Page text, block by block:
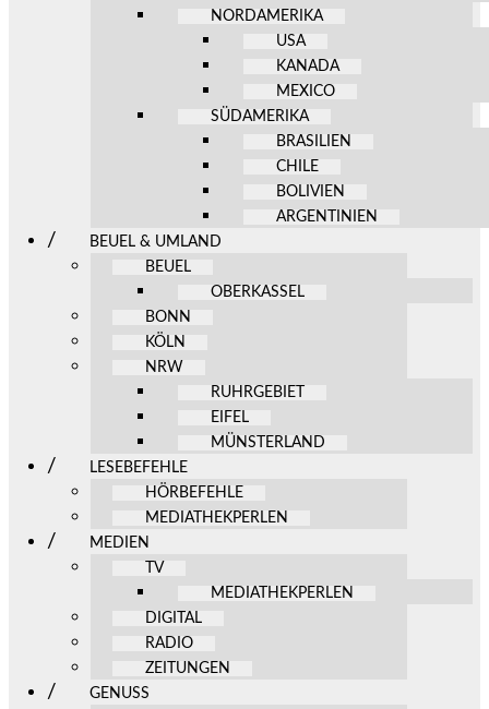
NORDAMERIKA
USA
KANADA
MEXICO
SÜDAMERIKA
BRASILIEN
CHILE
BOLIVIEN
ARGENTINIEN
BEUEL & UMLAND
BEUEL
OBERKASSEL
BONN
KÖLN
NRW
RUHRGEBIET
EIFEL
MÜNSTERLAND
LESEBEFEHLE
HÖRBEFEHLE
MEDIATHEKPERLEN
MEDIEN
TV
MEDIATHEKPERLEN
DIGITAL
RADIO
ZEITUNGEN
GENUSS